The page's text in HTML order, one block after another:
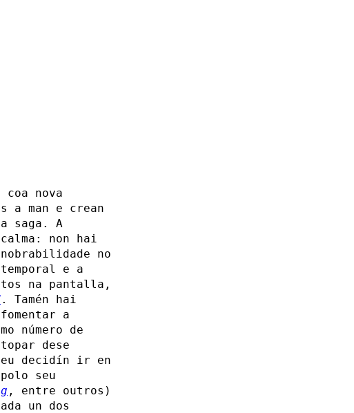
nova
a man e crean
saga. A
non hai
no
e a
na pantalla,
. Tamén hai
a
número de
dese
decidín ir en
seu
, entre outros)
un dos